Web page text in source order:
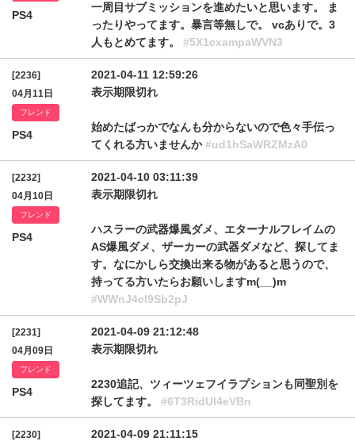
PS4
一周目サブミッションを進めたいと思います。 ま
ったりやってます。暴言等無しで。 vcありで。3
人もとめてます。 #5X1cxampaWVN3
[2236]
04月11日
フレンド
PS4
2021-04-11 12:59:26
表示期限切れ
始めたばっかでなんも分からないので色々手伝っ
てくれる方いませんか#ud1hSaWRZMzA0
[2232]
04月10日
フレンド
PS4
2021-04-10 03:11:39
表示期限切れ
ハスラーの武器爆風ダメ、エターナルフレイムの
AS爆風ダメ、ザーカーの武器ダメなど、探してま
す。なにかしら交換出来る物があると思うので、
持ってる方いたらお願いしますm(__)m
#WWnJ4cl9Sb2pJ
[2231]
04月09日
フレンド
PS4
2021-04-09 21:12:48
表示期限切れ
2230追記、ツィーツェフイラプションも同聖別を
探してます。 #6T3RidUl4eVBn
[2230]
2021-04-09 21:11:15